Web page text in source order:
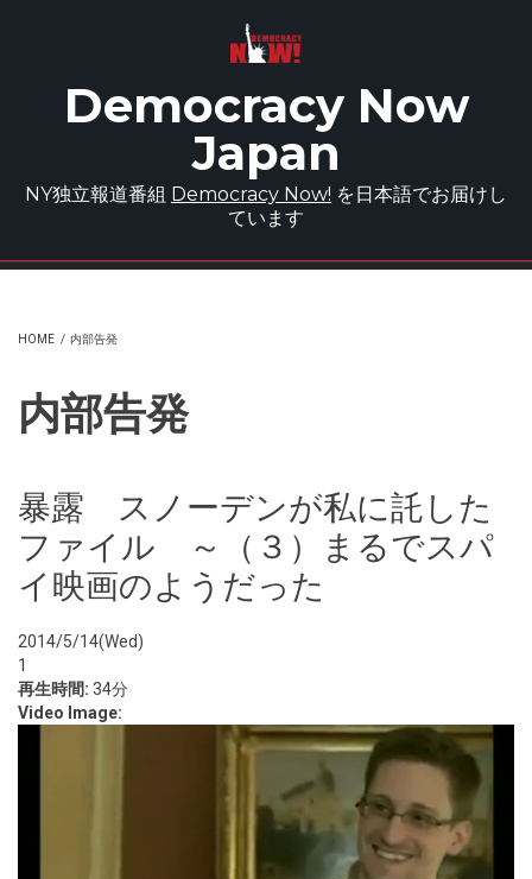
Democracy Now
Japan
NY独立報道番組 Democracy Now! を日本語でお届けし
ています
HOME / 内部告発
内部告発
暴露 スノーデンが私に託した
ファイル ～（３）まるでスパ
イ映画のようだった
2014/5/14(Wed)
1
再生時間: 34分
Video Image: